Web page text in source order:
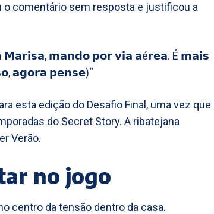
o comentário sem resposta e justificou a
𝗠𝗮𝗿𝗶𝘀𝗮, 𝗺𝗮𝗻𝗱𝗼 𝗽𝗼𝗿 𝘃𝗶𝗮 𝗮é𝗿𝗲𝗮. É 𝗺𝗮𝗶𝘀
𝗮𝗴𝗼𝗿𝗮 𝗽𝗲𝗻𝘀𝗲)“
esta edição do Desafio Final, uma vez que
do Secret Story. A ribatejana
Verão.
no jogo
centro da tensão dentro da casa.